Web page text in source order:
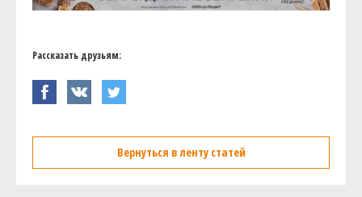
Рассказать друзьям:
Вернуться в ленту статей